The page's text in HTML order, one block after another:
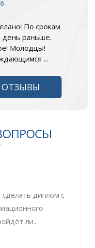
По срокам
день раньше.
Молодцы!
...
ОТЗЫВЫ
диплом с
ли...